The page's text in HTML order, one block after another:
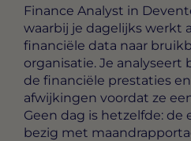
Finance Analyst in
waarbij je dagelijks werkt
financiële data naar
organisatie. Je
de financiële prestaties
afwijkingen voordat ze
Geen dag is hetzelfde:
bezig met